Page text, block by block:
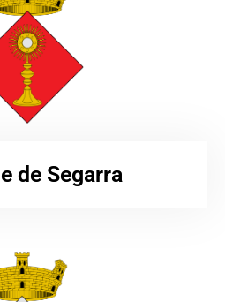
de Segarra